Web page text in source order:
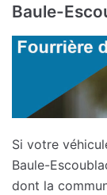
Baule-
Si votre
Baule-
dont la